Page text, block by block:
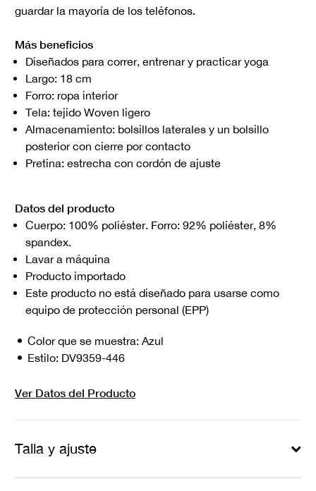
guardar la mayoría de los teléfonos.
Más beneficios
Diseñados para correr, entrenar y practicar yoga
Largo: 18 cm
Forro: ropa interior
Tela: tejido Woven ligero
Almacenamiento: bolsillos laterales y un bolsillo
posterior con cierre por contacto
Pretina: estrecha con cordón de ajuste
Datos del producto
Cuerpo: 100% poliéster. Forro: 92% poliéster, 8%
spandex.
Lavar a máquina
Producto importado
Este producto no está diseñado para usarse como
equipo de protección personal (EPP)
Color que se muestra: Azul
Estilo: DV9359-446
Ver Datos del Producto
Talla y ajuste